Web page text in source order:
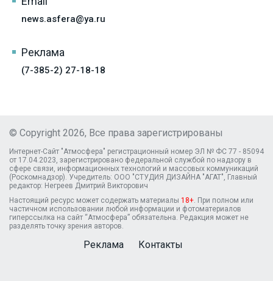
news.asfera@ya.ru
Реклама
(7-385-2) 27-18-18
© Copyright 2026, Все права зарегистрированы
Интернет-Сайт "Атмосфера" регистрационный номер ЭЛ № ФС 77 - 85094
от 17.04.2023, зарегистрировано федеральной службой по надзору в
сфере связи, информационных технологий и массовых коммуникаций
(Роскомнадзор). Учредитель: ООО "СТУДИЯ ДИЗАЙНА "АГАТ", Главный
редактор: Негреев Дмитрий Викторович
Настоящий ресурс может содержать материалы 18+ . При полном или
частичном использовании любой информации и фотоматериалов
гиперссылка на сайт “Атмосфера” обязательна. Редакция может не
разделять точку зрения авторов.
Реклама Контакты